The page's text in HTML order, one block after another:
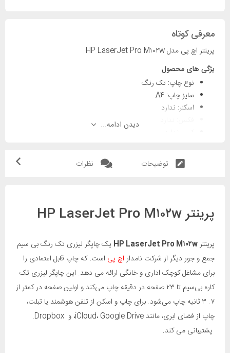
معرفی کوتاه
پرینتر اچ پی مدل HP LaserJet Pro M۱۰۲w
یژگی های محصول
نوع چاپ: تک رنگ
سایز چاپ:
اسکنر: ندارد
نوع اتصال به کامپیوتر:
شبکه بی سیم Wi-Fi:
دیدن ادامه...
توضیحات نظرات
پرینتر HP LaserJet Pro M۱۰۲w
پرینترHP LaserJet Pro M۱۰۲w یک چاپگر لیزری تک رنگ بی سیم
جمع و جور دیگر از شرکت نامدار اچ پی است. که چاپ قابل اعتمادی را
برای مشاغل کوچک اداری و خانگی ارائه می دهد. این چاپگر لیزری تک
کاره بی‌سیم تا ۲۳ صفحه در دقیقه چاپ می‌کند و اولین صفحه در کمتر از
۷. ۳ ثانیه چاپ می‌شود. برای چاپ و اسکن از تلفن هوشمند یا تبلت،
چاپ از فضای ابری، مانند iCloud، Google Drive، و Dropbox.
پشتیبانی می کند.